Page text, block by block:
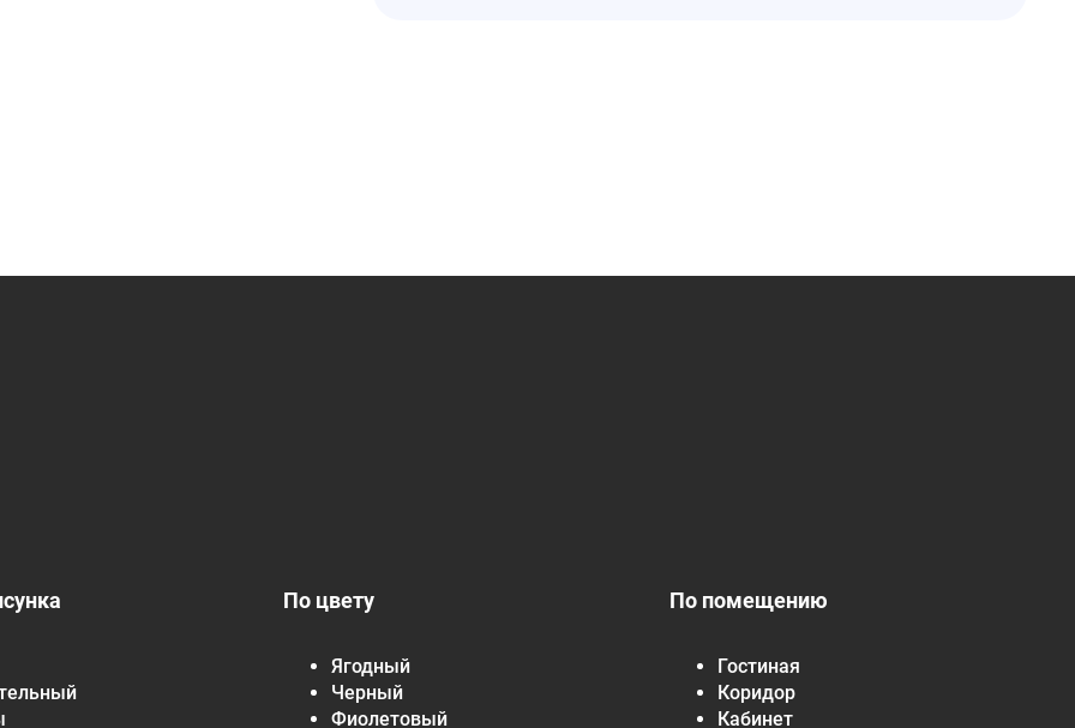
По цвету
Ягодный
Черный
Фиолетовый
По помещению
Гостиная
Коридор
Кабинет